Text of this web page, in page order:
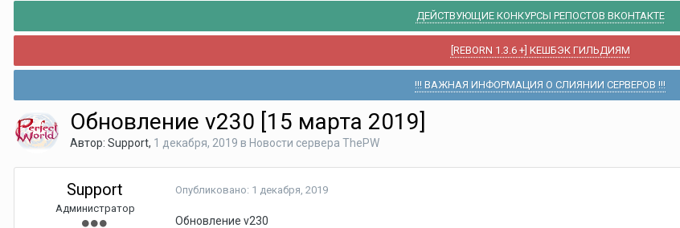
ДЕЙСТВУЮЩИЕ КОНКУРСЫ РЕПОСТОВ ВКОНТАКТЕ
[REBORN 1.3.6 +] КЕШБЭК ГИЛЬДИЯМ
!!! ВАЖНАЯ ИНФОРМАЦИЯ О СЛИЯНИИ СЕРВЕРОВ !!!
Обновление v230 [15 марта 2019]
Автор: Support, 1 декабря, 2019 в Новости сервера ThePW
Support
Администратор
Опубликовано: 1 декабря, 2019
Обновление v230